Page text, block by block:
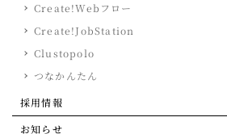
Create!Webフロー
Create!JobStation
Clustopolo
つなかんたん
採用情報
お知らせ